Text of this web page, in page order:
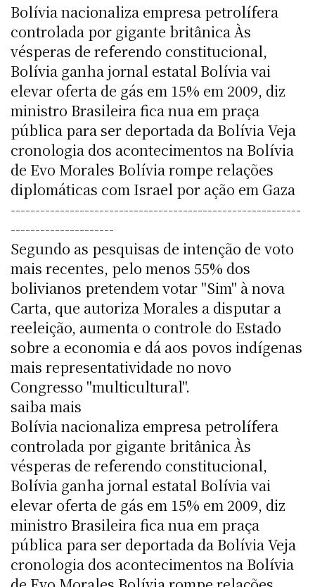
Bolívia nacionaliza empresa petrolífera
controlada por gigante britânica Às
vésperas de referendo constitucional,
Bolívia ganha jornal estatal Bolívia vai
elevar oferta de gás em 15% em 2009, diz
ministro Brasileira fica nua em praça
pública para ser deportada da Bolívia Veja
cronologia dos acontecimentos na Bolívia
de Evo Morales Bolívia rompe relações
diplomáticas com Israel por ação em Gaza
-----------------------------------------------------------
---------------------
Segundo as pesquisas de intenção de voto
mais recentes, pelo menos 55% dos
bolivianos pretendem votar "Sim" à nova
Carta, que autoriza Morales a disputar a
reeleição, aumenta o controle do Estado
sobre a economia e dá aos povos indígenas
mais representatividade no novo
Congresso "multicultural".
saiba mais
Bolívia nacionaliza empresa petrolífera
controlada por gigante britânica Às
vésperas de referendo constitucional,
Bolívia ganha jornal estatal Bolívia vai
elevar oferta de gás em 15% em 2009, diz
ministro Brasileira fica nua em praça
pública para ser deportada da Bolívia Veja
cronologia dos acontecimentos na Bolívia